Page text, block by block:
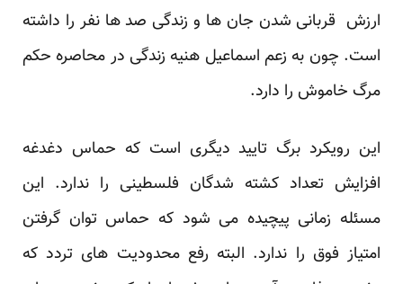
ارزش قربانی شدن جان ها و زندگی صد ها نفر را داشته
است. چون به زعم اسماعیل هنیه زندگی در محاصره حکم
مرگ خاموش را دارد.
این رویکرد برگ تایید دیگری است که حماس دغدغه
افزایش تعداد کشته شدگان فلسطینی را ندارد. این
مسئله زمانی پیچیده می شود که حماس توان گرفتن
امتیاز فوق را ندارد. البته رفع محدودیت های تردد که